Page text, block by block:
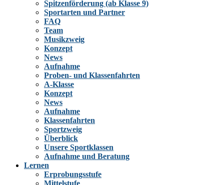
Spitzenförderung (ab Klasse 9)
Sportarten und Partner
FAQ
Team
Musikzweig
Konzept
News
Aufnahme
Proben- und Klassenfahrten
A-Klasse
Konzept
News
Aufnahme
Klassenfahrten
Sportzweig
Überblick
Unsere Sportklassen
Aufnahme und Beratung
Lernen
Erprobungsstufe
Mittelstufe